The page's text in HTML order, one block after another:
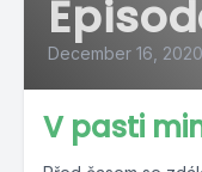
December 16, 2020
V pasti